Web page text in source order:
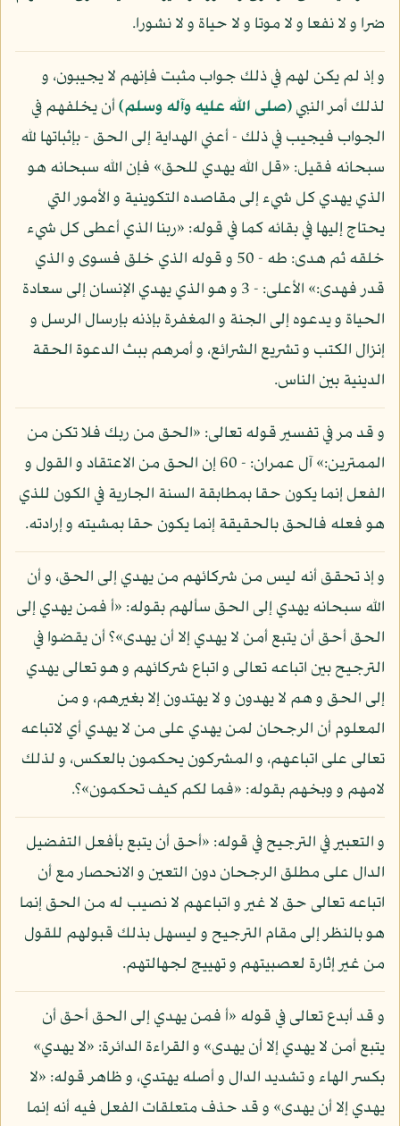
ضرا و لا نفعا و لا موتا و لا حياة و لا نشورا.
و إذ لم يكن لهم في ذلك جواب مثبت فإنهم لا يجيبون، و
لذلك أمر النبي(صلى الله عليه وآله وسلم)أن يخلفهم في
الجواب فيجيب في ذلك - أعني الهداية إلى الحق - بإثباتها لله
سبحانه فقيل: «قل الله يهدي للحق» فإن الله سبحانه هو
الذي يهدي كل شيء إلى مقاصده التكوينية و الأمور التي
يحتاج إليها في بقائه كما في قوله: «ربنا الذي أعطى كل شيء
خلقه ثم هدى: طه - 50 و قوله الذي خلق فسوى و الذي
قدر فهدى:» الأعلى: - 3 و هو الذي يهدي الإنسان إلى سعادة
الحياة و يدعوه إلى الجنة و المغفرة بإذنه بإرسال الرسل و
إنزال الكتب و تشريع الشرائع، و أمرهم ببث الدعوة الحقة
الدينية بين الناس.
و قد مر في تفسير قوله تعالى: «الحق من ربك فلا تكن من
الممترين:» آل عمران: - 60 إن الحق من الاعتقاد و القول و
الفعل إنما يكون حقا بمطابقة السنة الجارية في الكون للذي
هو فعله فالحق بالحقيقة إنما يكون حقا بمشيته و إرادته.
و إذ تحقق أنه ليس من شركائهم من يهدي إلى الحق، و أن
الله سبحانه يهدي إلى الحق سألهم بقوله: «أ فمن يهدي إلى
الحق أحق أن يتبع أمن لا يهدي إلا أن يهدى»؟ أن يقضوا في
الترجيح بين اتباعه تعالى و اتباع شركائهم و هو تعالى يهدي
إلى الحق و هم لا يهدون و لا يهتدون إلا بغيرهم، و من
المعلوم أن الرجحان لمن يهدي على من لا يهدي أي لاتباعه
تعالى على اتباعهم، و المشركون يحكمون بالعكس، و لذلك
لامهم و وبخهم بقوله: «فما لكم كيف تحكمون»؟.
و التعبير في الترجيح في قوله: «أحق أن يتبع بأفعل التفضيل
الدال على مطلق الرجحان دون التعين و الانحصار مع أن
اتباعه تعالى حق لا غير و اتباعهم لا نصيب له من الحق إنما
هو بالنظر إلى مقام الترجيح و ليسهل بذلك قبولهم للقول
من غير إثارة لعصبيتهم و تهييج لجهالتهم.
و قد أبدع تعالى في قوله «أ فمن يهدي إلى الحق أحق أن
يتبع أمن لا يهدي إلا أن يهدى» و القراءة الدائرة: «لا يهدي»
بكسر الهاء و تشديد الدال و أصله يهتدي، و ظاهر قوله: «لا
يهدي إلا أن يهدى» و قد حذف متعلقات الفعل فيه أنه إنما